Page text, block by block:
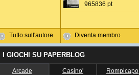
Tutto sull'autore
965836 pt
Diventa membro
I GIOCHI SU PAPERBLOG
Arcade Casino' Rompicapo